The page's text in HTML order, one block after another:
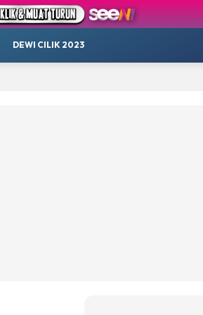
DEWI CILIK 2023